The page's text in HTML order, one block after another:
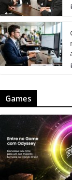
Games